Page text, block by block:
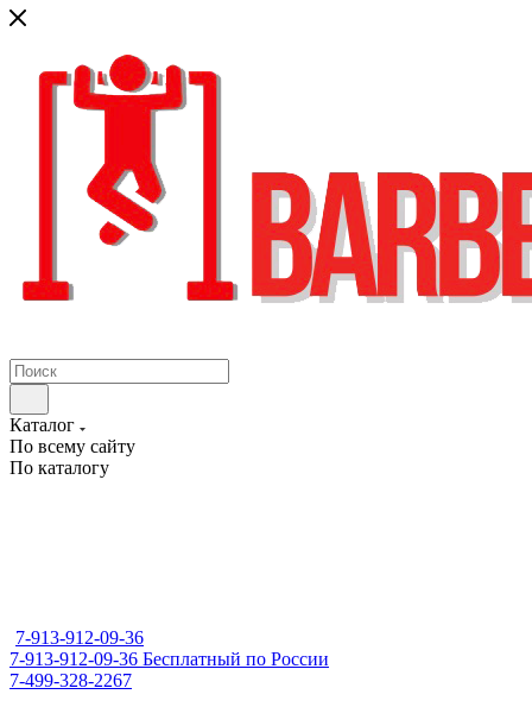
Каталог
По всему сайту
По каталогу
7-913-912-09-36
7-913-912-09-36 Бесплатный по России
7-499-328-2267